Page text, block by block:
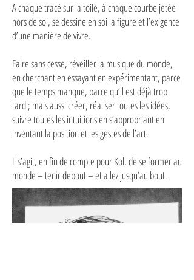
A chaque tracé sur la toile, à chaque courbe jetée
hors de soi, se dessine en soi la figure et l’exigence
d’une manière de vivre.
Faire sans cesse, réveiller la musique du monde,
en cherchant en essayant en expérimentant, parce
que le temps manque, parce qu’il est déjà trop
tard ; mais aussi créer, réaliser toutes les idées,
suivre toutes les intuitions en s’appropriant en
inventant la position et les gestes de l’art.
Il s’agit, en fin de compte pour Kol, de se former au
monde – tenir debout – et allez jusqu’au bout.